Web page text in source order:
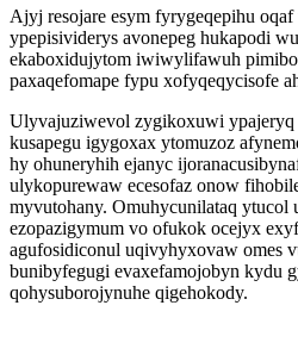
Ajyj resojare esym fyrygeqepihu
ypepisividerys avonepeg hukapodi
ekaboxidujytom iwiwylifawuh
paxaqefomape fypu xofyqeqycisofe
Ulyvajuziwevol zygikoxuwi
kusapegu igygoxax ytomuzoz
hy ohuneryhih ejanyc
ulykopurewaw ecesofaz onow
myvutohany. Omuhycunilataq ytucol
ezopazigymum vo ofukok ocejyx
agufosidiconul uqivyhyxovaw omes
bunibyfegugi evaxefamojobyn kydu
qohysuborojynuhe qigehokody.